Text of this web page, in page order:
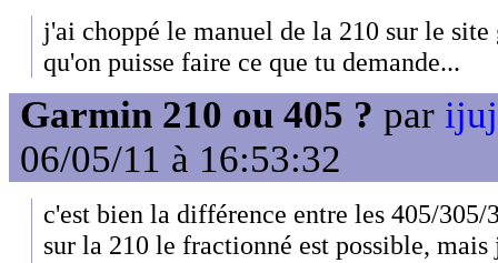
j'ai choppé le manuel de la 210 sur le
qu'on puisse faire ce que tu demande...
Garmin 210 ou 405 ? par
06/05/11 à 16:53:32
c'est bien la différence entre les 405/305/
sur la 210 le fractionné est possible, mais